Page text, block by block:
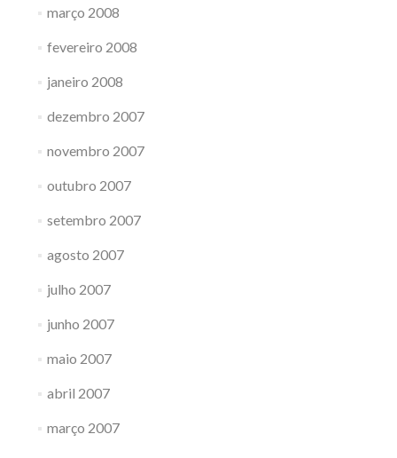
março 2008
fevereiro 2008
janeiro 2008
dezembro 2007
novembro 2007
outubro 2007
setembro 2007
agosto 2007
julho 2007
junho 2007
maio 2007
abril 2007
março 2007